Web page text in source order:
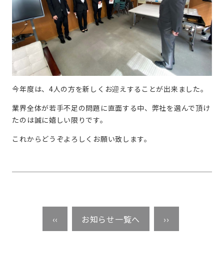
今年度は、4人の方を新しくお迎えすることが出来ました。
業界全体が若手不足の問題に直面する中、弊社を選んで頂け
たのは誠に嬉しい限りです。
これからどうぞよろしくお願い致します。
‹‹ お知らせ一覧へ ››